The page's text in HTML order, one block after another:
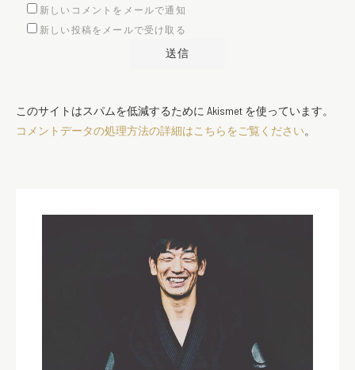
新しいコメントをメールで通知
新しい投稿をメールで受け取る
このサイトはスパムを低減するために Akismet を使っています。
コメントデータの処理方法の詳細はこちらをご覧ください。